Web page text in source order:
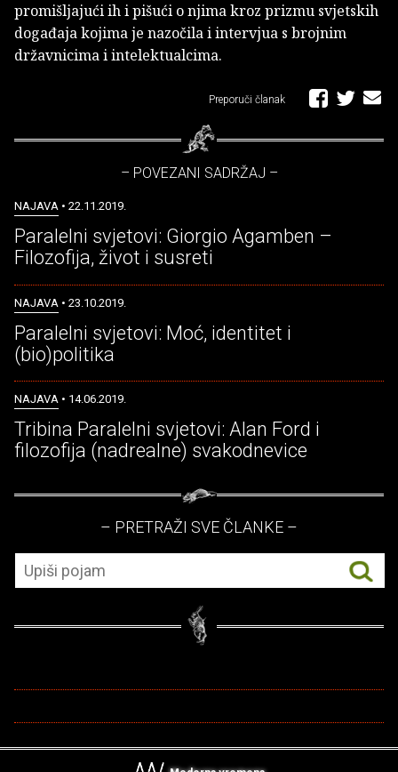
promišljajući ih i pišući o njima kroz prizmu svjetskih
događaja kojima je nazočila i intervjua s brojnim
državnicima i intelektualcima.
Preporuči članak
– POVEZANI SADRŽAJ –
NAJAVA • 22.11.2019.
Paralelni svjetovi: Giorgio Agamben –
Filozofija, život i susreti
NAJAVA • 23.10.2019.
Paralelni svjetovi: Moć, identitet i
(bio)politika
NAJAVA • 14.06.2019.
Tribina Paralelni svjetovi: Alan Ford i
filozofija (nadrealne) svakodnevice
– PRETRAŽI SVE ČLANKE –